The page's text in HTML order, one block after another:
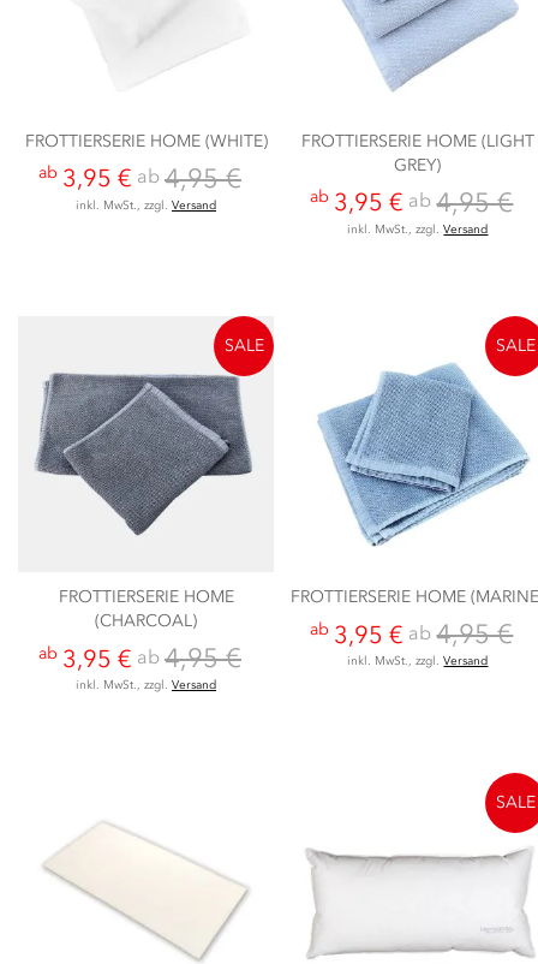
FROTTIERSERIE HOME (WHITE)
ab 3,95 € ab 4,95 €
inkl. MwSt., zzgl. Versand
FROTTIERSERIE HOME (LIGHT
GREY)
ab 3,95 € ab4,95 €
inkl. MwSt., zzgl.Versand
FROTTIERSERIE HOME
(CHARCOAL)
ab 3,95 € ab 4,95 €
inkl. MwSt., zzgl. Versand
SALE
FROTTIERSERIE HOME
ab 3,95 € ab4,95 €
inkl. MwSt., zzgl.Versand
SALE
SALE